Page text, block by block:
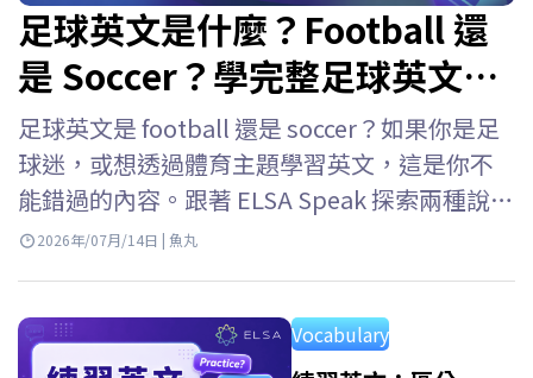
足球英文是什麼？Football 還
是 Soccer？學完整足球英文單
字
足球英文是 football 還是 soccer？如果你是足
球迷，或想透過體育主題學習英文，這是你不
能錯過的內容。跟著 ELSA Speak 探索兩種說法
的差異，學習足球英文單字與足球英文術語，
Football 是什麼意思? Football是英國及世界上
2026年/07月/14日 | 魚丸
Vocabulary